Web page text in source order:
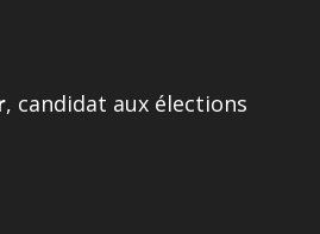
, candidat aux élections